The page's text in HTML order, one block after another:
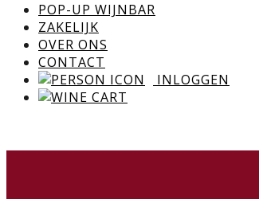
POP-UP WIJNBAR
ZAKELIJK
OVER ONS
CONTACT
INLOGGEN